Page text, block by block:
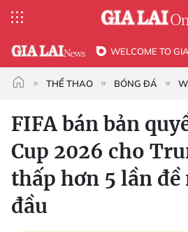
WELCOME TO
THỂ THAO BÓNG ĐÁ
FIFA bán bản
Cup 2026 cho
thấp hơn 5 lần đề
đầu